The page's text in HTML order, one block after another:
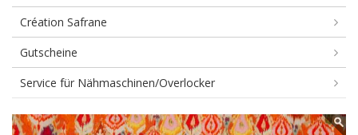
Création Safrane
Gutscheine
Service für Nähmaschinen/Overlocker